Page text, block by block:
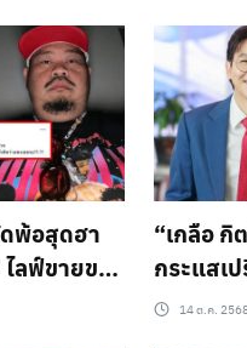
พ้อสุดฮา
ลฟ์ขายของ
“เกลือ กิ
กระแสเ
อื่น14 ต.ค.